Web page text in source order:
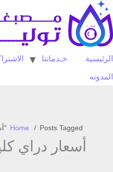
Skip
to
content
الرئيسية خـدماتنا
المدونه
Home Posts Tagged "أسعار دراي كلين في الكويت"
أسعار دراي